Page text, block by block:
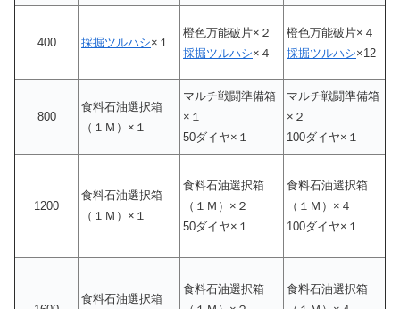
400 採掘ツルハシ×１
橙色万能破片×２
採掘ツルハシ×４
橙色万能破片×４
採掘ツルハシ×12
800
食料石油選択箱
（１Ｍ）×１
マルチ戦闘準備箱
×１
50ダイヤ×１
マルチ戦闘準備箱
×２
100ダイヤ×１
1200
食料石油選択箱
（１Ｍ）×１
食料石油選択箱
（１Ｍ）×２
50ダイヤ×１
食料石油選択箱
（１Ｍ）×４
100ダイヤ×１
食料石油選択箱
食料石油選択箱
食料石油選択箱